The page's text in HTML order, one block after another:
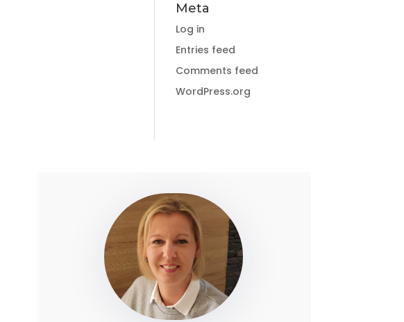
Meta
Log in
Entries feed
Comments feed
WordPress.org